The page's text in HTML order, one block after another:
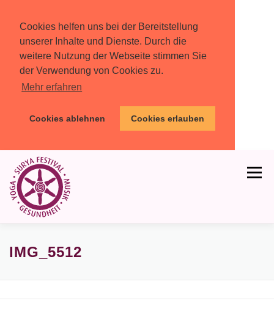
Cookies helfen uns bei der Bereitstellung
unserer Inhalte und Dienste. Durch die
weitere Nutzung der Webseite stimmen Sie
der Verwendung von Cookies zu.
Mehr erfahren
Cookies ablehnen Cookies erlauben
Inhalt
springen
Menü
HOME PROGRAMM
IMG_5512